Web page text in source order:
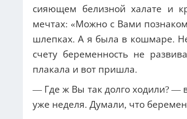
сияющем белизной халате и
мечтах: «Можно с Вами
шлепках. А я была в кошмаре.
счету беременность не
плакала и вот пришла.
— Где ж Вы так долго ходили? —
уже неделя. Думали, что